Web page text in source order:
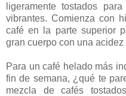
ligeramente tostados
vibrantes. Comienza con
café en la parte superior
gran cuerpo con una
Para un café helado más
fin de semana, ¿qué te
mezcla de cafés